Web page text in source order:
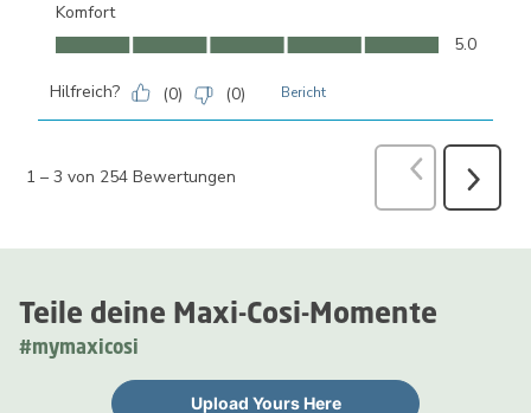
Teile deine Maxi-Cosi-Momente
#mymaxicosi
Upload Yours Here
Komfort
Komfort, 5.0 von 5
5.0
Hilfreich? (0) (0) Bericht
1 – 3 von 254 Bewertungen VorherigeWeiter